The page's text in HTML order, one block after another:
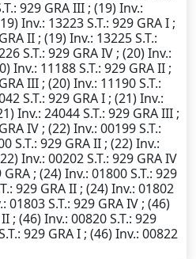
: 929 GRA III ; (19)Inv.:
Inv.: 13223S.T.: 929 GRA I ;
II ; (19)Inv.: 13225S.T.:
S.T.: 929 GRA IV ; (20)Inv.:
Inv.: 11188S.T.: 929 GRA II ;
III ; (20)Inv.: 11190S.T.:
S.T.: 929 GRA I ; (21)Inv.:
Inv.: 24044S.T.: 929 GRA III ;
IV ; (22)Inv.: 00199S.T.:
S.T.: 929 GRA II ; (22)Inv.:
Inv.: 00202S.T.: 929 GRA IV
GRA ; (24)Inv.: 01800S.T.: 929
: 929 GRA II ; (24)Inv.: 01802
: 01803S.T.: 929 GRA IV ; (46)
; (46)Inv.: 00820S.T.: 929
: 929 GRA I ; (46)Inv.: 00822